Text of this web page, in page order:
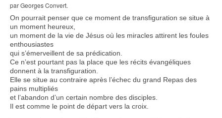
par Georges Convert.
On pourrait penser que ce moment de transfiguration se situe à
un moment heureux,
un moment de la vie de Jésus où les miracles attirent les foules
enthousiastes
qui s’émerveillent de sa prédication.
Ce n’est pourtant pas la place que les récits évangéliques
donnent à la transfiguration.
Elle se situe au contraire après l’échec du grand Repas des
pains multipliés
et l’abandon d’un certain nombre des disciples.
Il est comme le point de départ vers la croix.